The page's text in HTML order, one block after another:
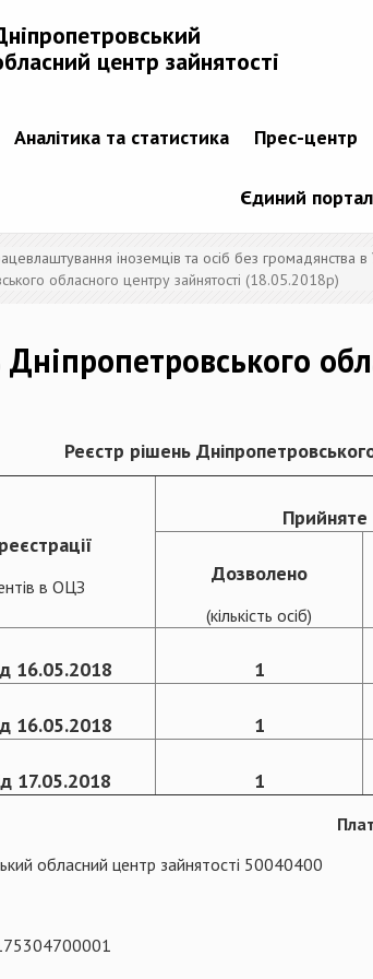
центр зайнятості
Аналітика та статистика Прес-центр
Єдиний портал
іноземців та осіб без громадянства в
обласного центру зайнятості (18.05.2018р)
Реєстр рішень
в ОЦЗ
Прийняте
Дозволено
(кількість осіб)
16.05.2018 1
16.05.2018 1
17.05.2018 1
обласний центр зайнятості 50040400